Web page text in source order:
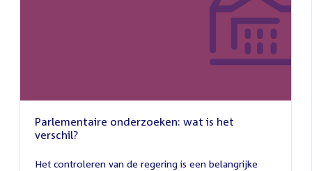
Parlementaire onderzoeken: wat is het
verschil?
juli
Het controleren van de regering is een belangrijke